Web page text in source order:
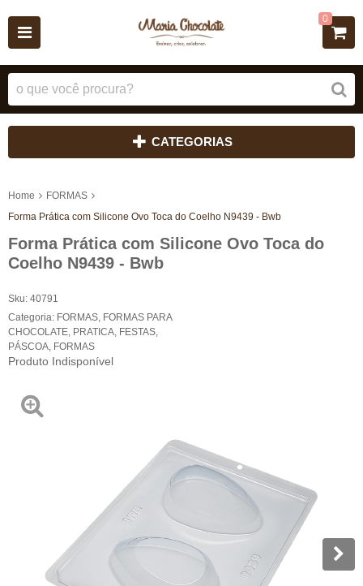
0
CATEGORIAS
Home
FORMAS
Forma Prática com Silicone Ovo Toca do Coelho N9439 - Bwb
Forma Prática com Silicone Ovo Toca do
Coelho N9439 - Bwb
Sku: 40791
Categoria: FORMAS FORMAS PARA
CHOCOLATE PRATICA FESTAS
PÁSCOA FORMAS
Produto Indisponível